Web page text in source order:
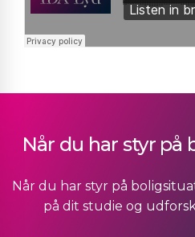
Når du har styr
Når du har styr på
på dit studie og